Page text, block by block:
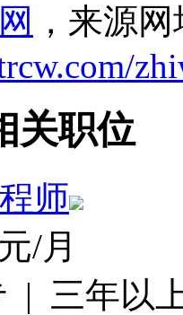
，来源
关职位
师
/月
| 三年以